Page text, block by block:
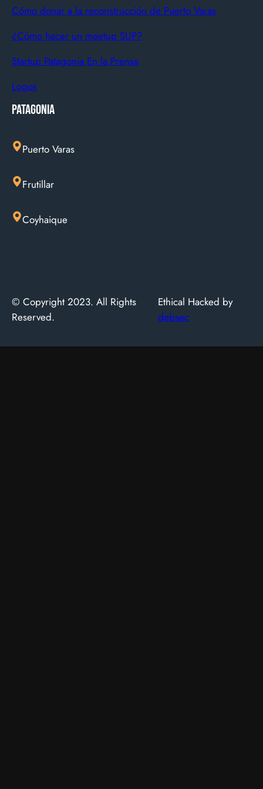
Cómo donar a la reconstrucción de Puerto Varas
¿Cómo hacer un meetup SUP?
Startup Patagonia En la Prensa
Logos
Patagonia
Puerto Varas
Frutillar
Coyhaique
© Copyright 2023. All Rights
Reserved.
Ethical Hacked by
debsec